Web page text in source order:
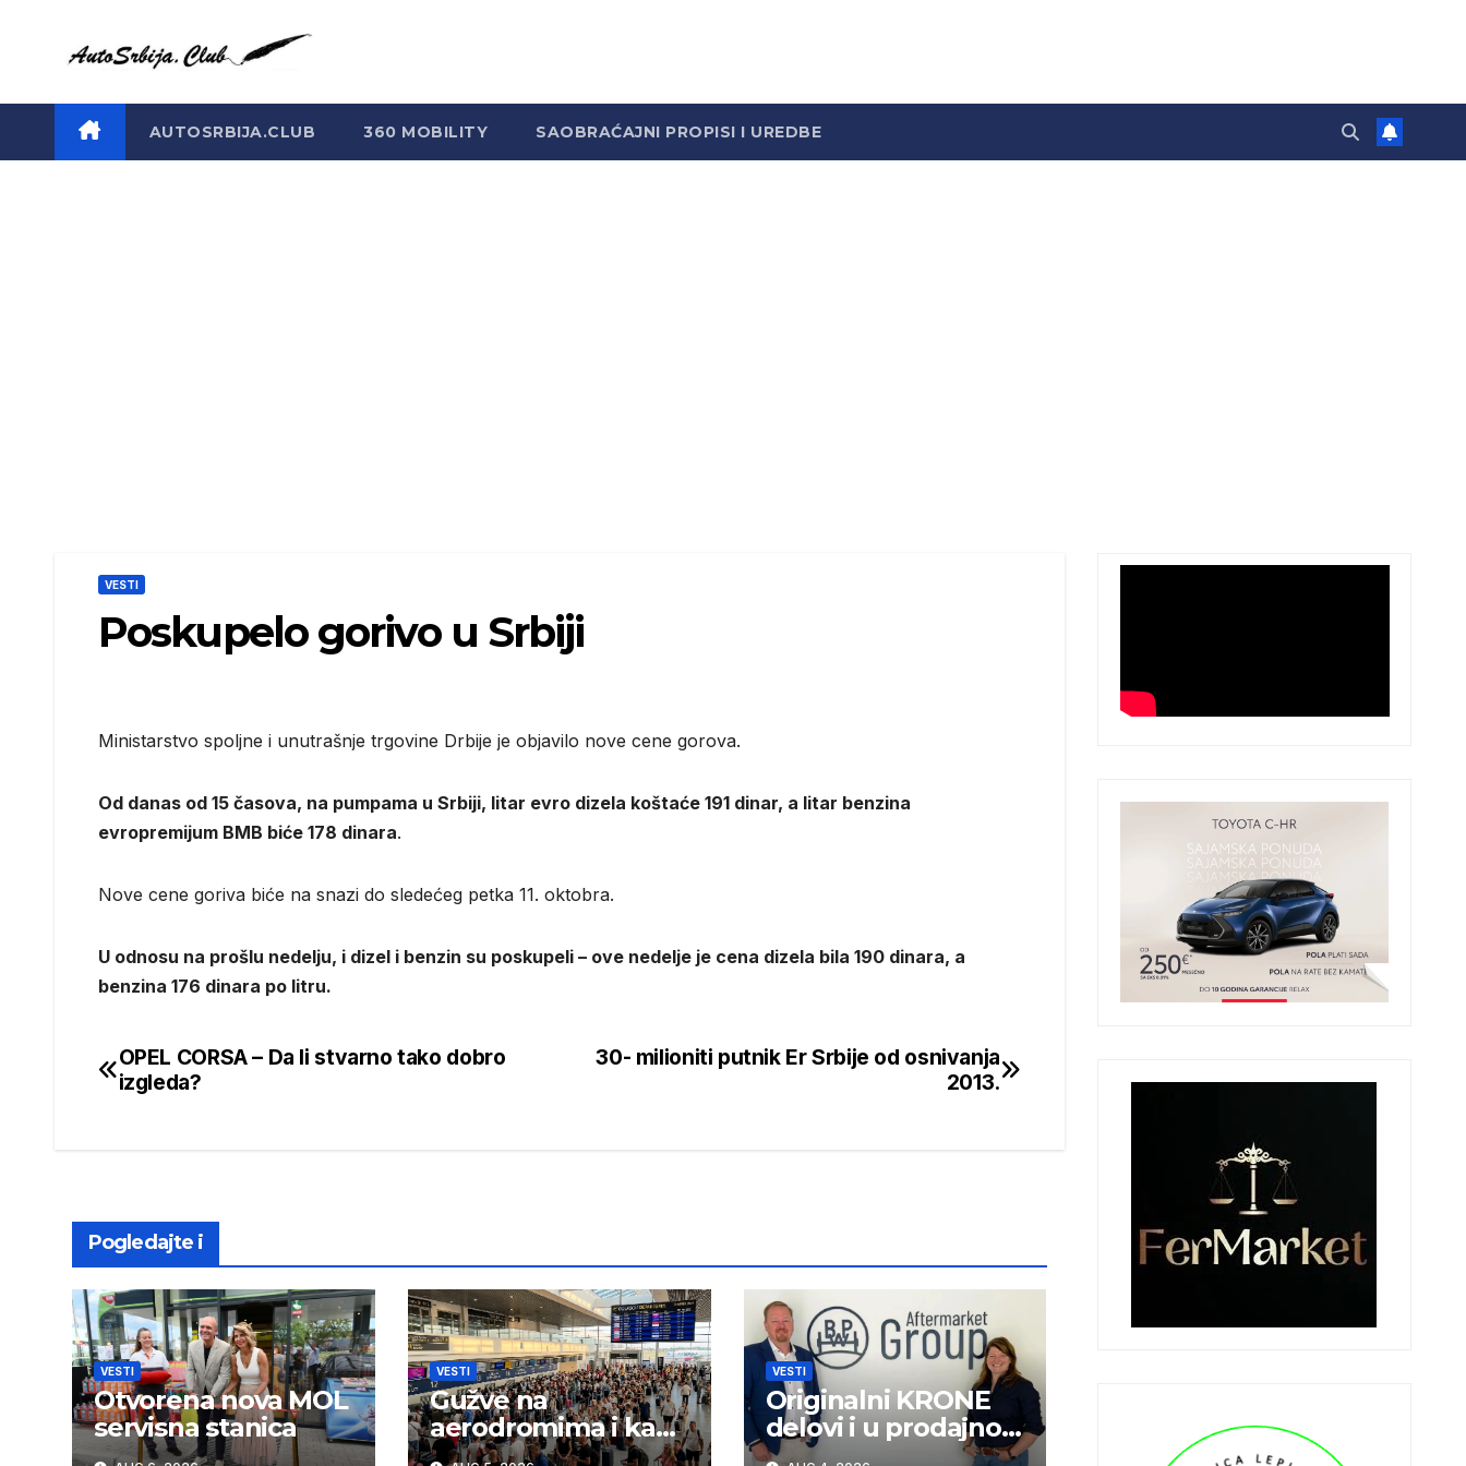
AUTOSRBIJA.CLUB 360 MOBILITY SAOBRAĆAJNI PROPISI I UREDBE
VESTI
Poskupelo gorivo u Srbiji
Ministarstvo spoljne i unutrašnje trgovine Drbije je objavilo nove cene gorova.
Od danas od 15 časova, na pumpama u Srbiji, litar evro dizela koštaće 191 dinar, a litar benzina
evropremijum BMB biće 178 dinara.
Nove cene goriva biće na snazi do sledećeg petka 11. oktobra.
U odnosu na prošlu nedelju, i dizel i benzin su poskupeli – ove nedelje je cena dizela bila 190 dinara, a
benzina 176 dinara po litru.
Post
30- milioniti putnik Er Srbije od osnivanja
2013.
OPEL CORSA – Da li stvarno tako dobro
izgleda?
Pogledajte i
VESTI
Otvorena nova MOL
servisna stanica
VESTI
Gužve na
aerodromima i kako
se prilagoditi?
VESTI
Originalni KRONE
delovi i u prodajnoj i
logističkoj mreži